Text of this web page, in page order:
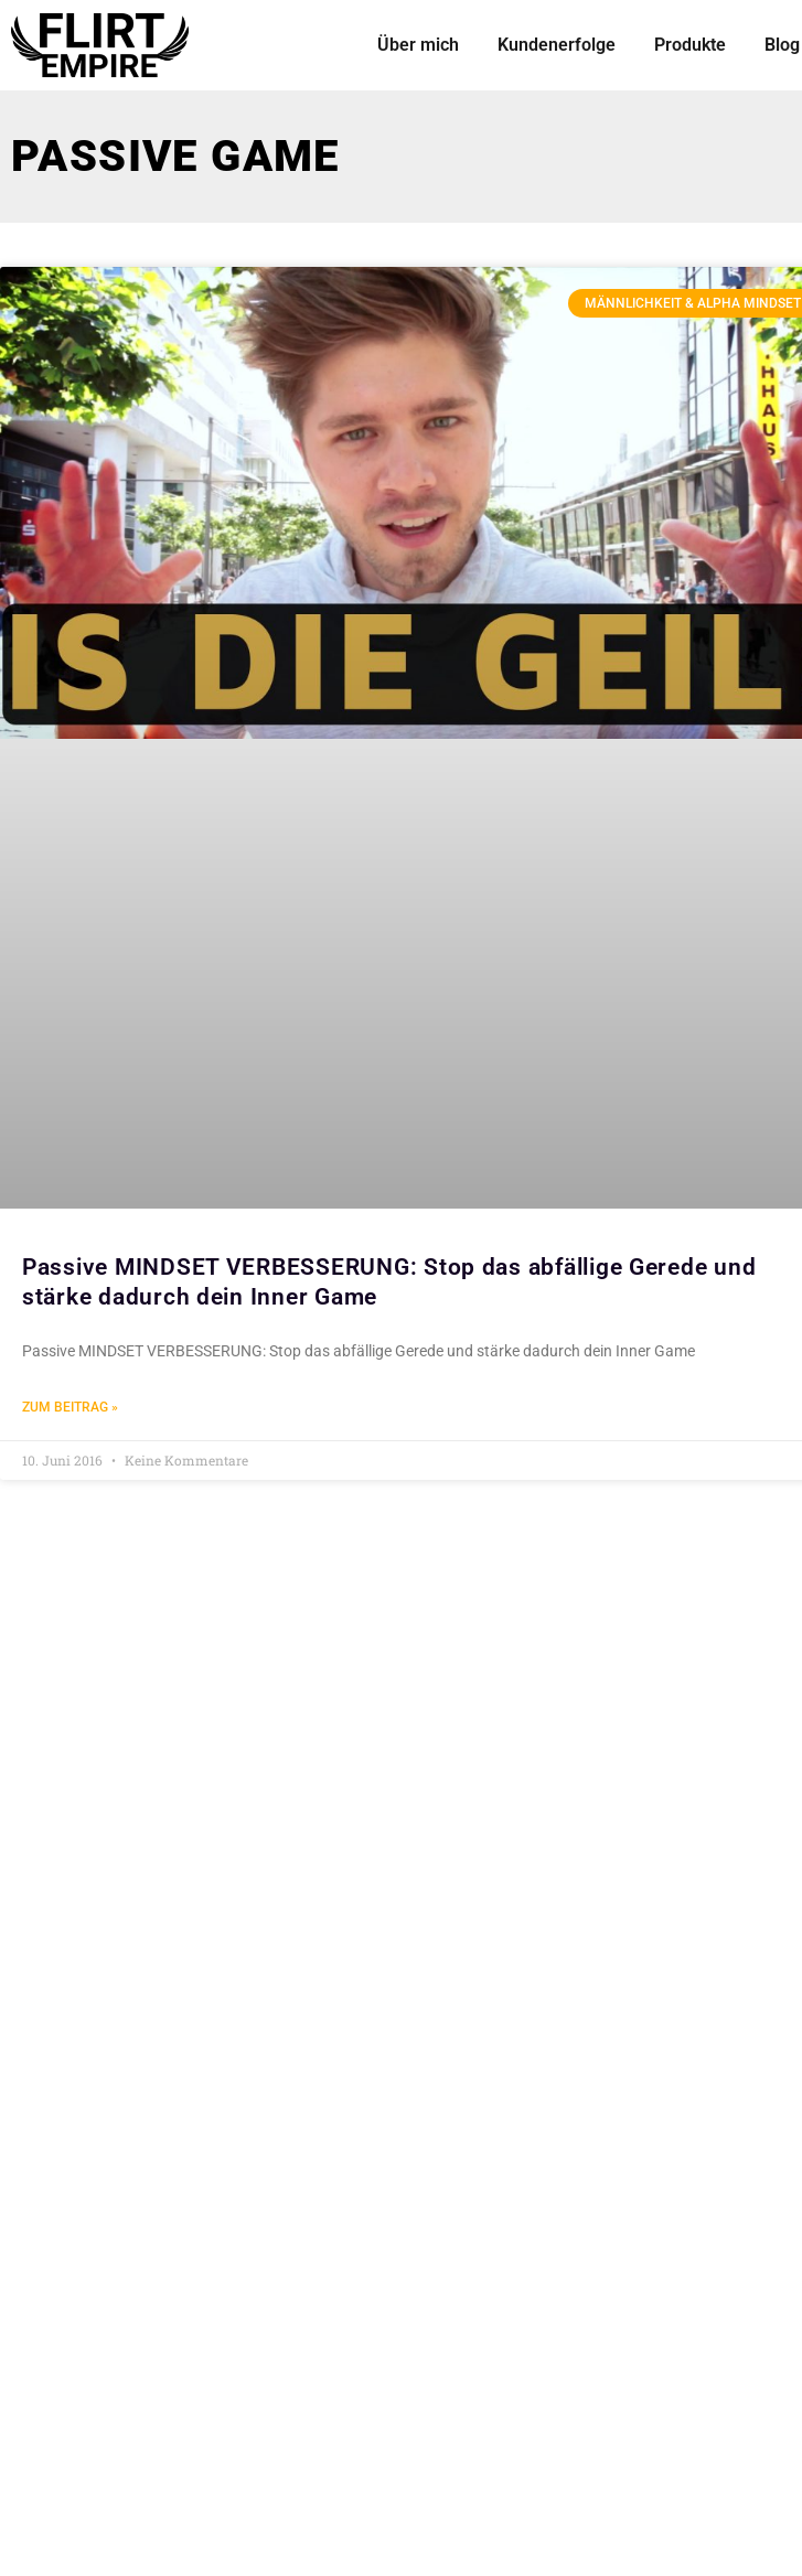
Über mich Kundenerfolge Produkte Blog
PASSIVE GAME
MÄNNLICHKEIT & ALPHA MINDSET
Passive MINDSET VERBESSERUNG: Stop das abfällige Gerede und
stärke dadurch dein Inner Game
Passive MINDSET VERBESSERUNG: Stop das abfällige Gerede und stärke dadurch dein Inner Game
ZUM BEITRAG »
10. Juni 2016 Keine Kommentare